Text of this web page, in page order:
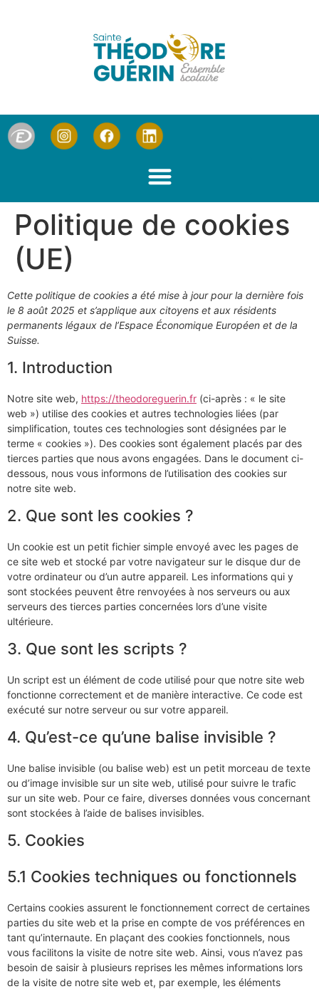
Politique de cookies
(UE)
Cette politique de cookies a été mise à jour pour la dernière fois
le 8 août 2025 et s’applique aux citoyens et aux résidents
permanents légaux de l’Espace Économique Européen et de la
Suisse.
1. Introduction
Notre site web, https://theodoreguerin.fr (ci-après : « le site
web ») utilise des cookies et autres technologies liées (par
simplification, toutes ces technologies sont désignées par le
terme « cookies »). Des cookies sont également placés par des
tierces parties que nous avons engagées. Dans le document ci-
dessous, nous vous informons de l’utilisation des cookies sur
notre site web.
2. Que sont les cookies ?
Un cookie est un petit fichier simple envoyé avec les pages de
ce site web et stocké par votre navigateur sur le disque dur de
votre ordinateur ou d’un autre appareil. Les informations qui y
sont stockées peuvent être renvoyées à nos serveurs ou aux
serveurs des tierces parties concernées lors d’une visite
ultérieure.
3. Que sont les scripts ?
Un script est un élément de code utilisé pour que notre site web
fonctionne correctement et de manière interactive. Ce code est
exécuté sur notre serveur ou sur votre appareil.
4. Qu’est-ce qu’une balise invisible ?
Une balise invisible (ou balise web) est un petit morceau de texte
ou d’image invisible sur un site web, utilisé pour suivre le trafic
sur un site web. Pour ce faire, diverses données vous concernant
sont stockées à l’aide de balises invisibles.
5. Cookies
5.1 Cookies techniques ou fonctionnels
Certains cookies assurent le fonctionnement correct de certaines
parties du site web et la prise en compte de vos préférences en
tant qu’internaute. En plaçant des cookies fonctionnels, nous
vous facilitons la visite de notre site web. Ainsi, vous n’avez pas
besoin de saisir à plusieurs reprises les mêmes informations lors
de la visite de notre site web et, par exemple, les éléments